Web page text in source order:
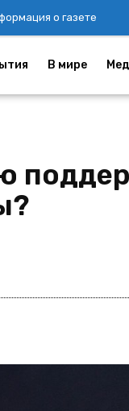
о газете
В мире